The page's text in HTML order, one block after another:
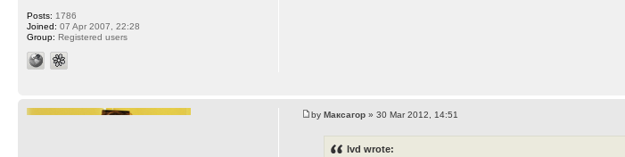
Posts: 1786
Joined: 07 Apr 2007, 22:28
Group: Registered users
byМаксагор » 30 Mar 2012, 14:51
lvd wrote: